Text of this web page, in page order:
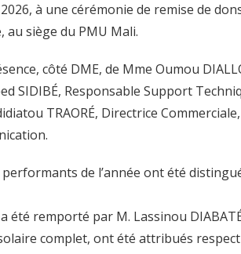
à une cérémonie de remise de
au siège du PMU Mali.
côté DME, de Mme Oumou
SIDIBÉ, Responsable Support
TRAORÉ, Directrice
de l’année ont été
été remporté par M. Lassinou
complet, ont été attribués